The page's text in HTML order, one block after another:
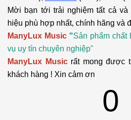
Mời bạn tới trải nghiệm tất cả
hiệu phù hợp nhất, chính hãng và
ManyLux Music "Sản phẩm chất
vụ uy tín chuyên nghiệp"
ManyLux Music rất mong được
khách hàng ! Xin cảm ơn
0